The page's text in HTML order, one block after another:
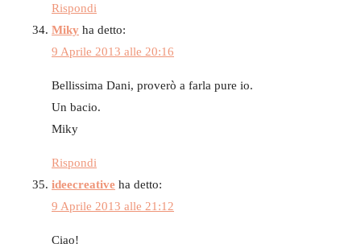
Rispondi
Miky ha detto:
9 Aprile 2013 alle 20:16
Bellissima Dani, proverò a farla pure io.
Un bacio.
Miky
Rispondi
ideecreative ha detto:
9 Aprile 2013 alle 21:12
Ciao!